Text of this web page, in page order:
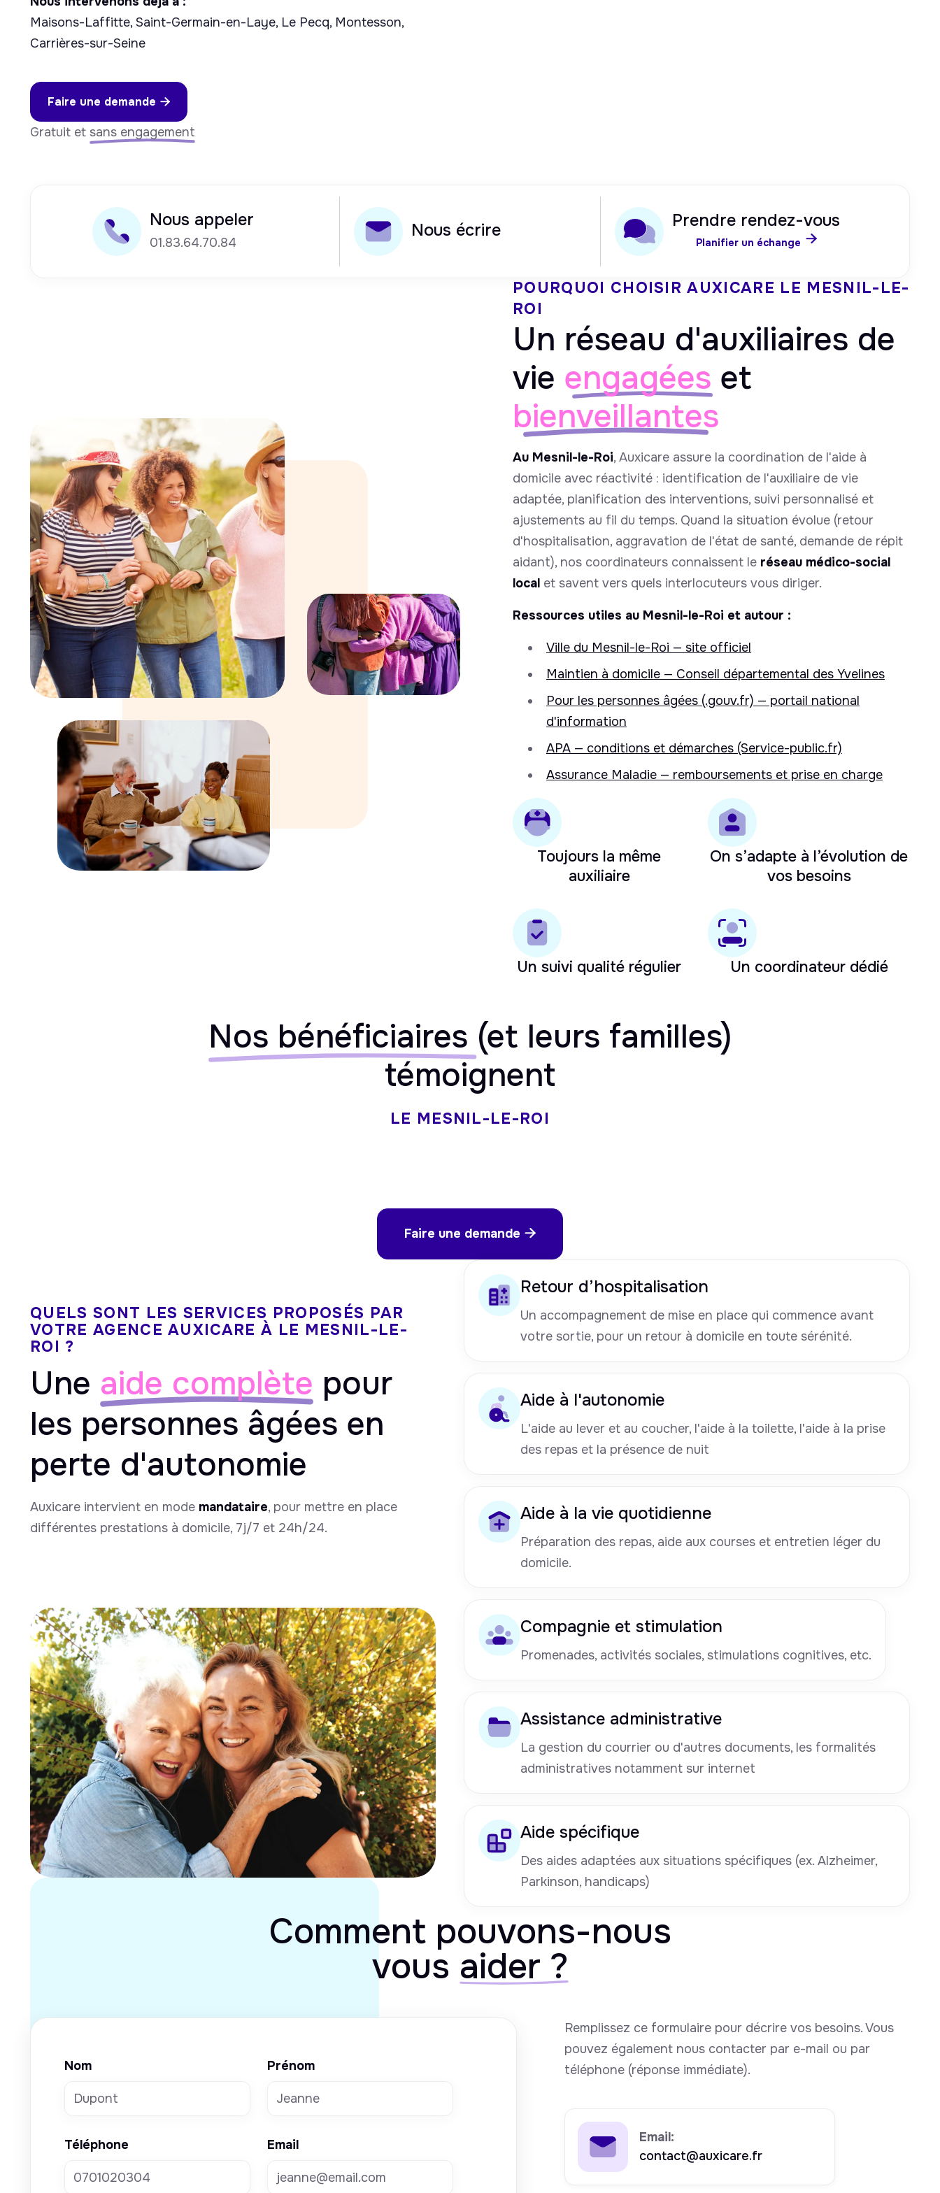
Maisons-Laffitte, Saint-Germain-en-Laye, Le Pecq, Montesson,
Carrières-sur-Seine
Faire une demande 
Gratuit et sans engagement
Nous appeler
01.83.64.70.84
Nous écrire Prendre rendez-vous
Planifier un échange 
POURQUOI CHOISIR AUXICARE LE MESNIL-LE-
ROI
Un réseau d'auxiliaires de
vie engagées et
bienveillantes
Au Mesnil-le-Roi, Auxicare assure la coordination de l'aide à
domicile avec réactivité : identification de l'auxiliaire de vie
adaptée, planification des interventions, suivi personnalisé et
ajustements au fil du temps. Quand la situation évolue (retour
d'hospitalisation, aggravation de l'état de santé, demande de répit
aidant), nos coordinateurs connaissent le réseau médico-social
local et savent vers quels interlocuteurs vous diriger.
Ressources utiles au Mesnil-le-Roi et autour :
Ville du Mesnil-le-Roi — site officiel
Maintien à domicile — Conseil départemental des Yvelines
Pour les personnes âgées (.gouv.fr) — portail national
d'information
APA — conditions et démarches (Service-public.fr)
Assurance Maladie — remboursements et prise en charge
Toujours la même
auxiliaire
On s’adapte à l’évolution de
vos besoins
Un suivi qualité régulier Un coordinateur dédié
Nos bénéficiaires (et leurs familles)
témoignent
LE MESNIL-LE-ROI
Faire une demande 
QUELS SONT LES SERVICES PROPOSÉS PAR
VOTRE AGENCE AUXICARE À LE MESNIL-LE-
ROI ?
Une aide complète pour
les personnes âgées en
perte d'autonomie
Auxicare intervient en mode mandataire, pour mettre en place
différentes prestations à domicile, 7j/7 et 24h/24.
Retour d’hospitalisation
Un accompagnement de mise en place qui commence avant
votre sortie, pour un retour à domicile en toute sérénité.
Aide à l'autonomie
L'aide au lever et au coucher, l'aide à la toilette, l'aide à la prise
des repas et la présence de nuit
Aide à la vie quotidienne
Préparation des repas, aide aux courses et entretien léger du
domicile.
Compagnie et stimulation
Promenades, activités sociales, stimulations cognitives, etc.
Assistance administrative
La gestion du courrier ou d'autres documents, les formalités
administratives notamment sur internet
Aide spécifique
Des aides adaptées aux situations spécifiques (ex. Alzheimer,
Parkinson, handicaps)
Comment pouvons-nous
vous aider ?
Nom Prénom
Téléphone Email
Remplissez ce formulaire pour décrire vos besoins. Vous
pouvez également nous contacter par e-mail ou par
téléphone (réponse immédiate).
Email:
contact@auxicare.fr